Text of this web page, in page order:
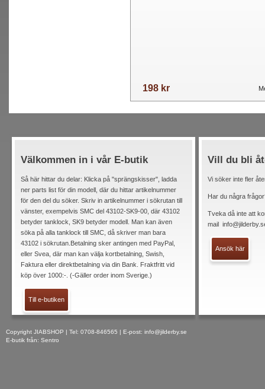
198 kr
Välkommen in i vår E-butik
Så här hittar du delar: Klicka på "sprängskisser", ladda
ner parts list för din modell, där du hittar artikelnummer
för den del du söker. Skriv in artikelnummer i sökrutan till
vänster, exempelvis SMC del 43102-SK9-00, där 43102
betyder tanklock, SK9 betyder modell. Man kan även
söka på alla tanklock till SMC, då skriver man bara
43102 i sökrutan.Betalning sker antingen med PayPal,
eller Svea, där man kan välja kortbetalning, Swish,
Faktura eller direktbetalning via din Bank. Fraktfritt vid
köp över 1000:-. (-Gäller order inom Sverige.)
Till e-butiken
Vill du bli
Vi söker inte fler
Har du några
Tveka då inte att
mail
Ansök här
Copyright JIABSHOP | Tel: 0708-846565 | E-post: info@jilderby.se
E-butik från: Sentro